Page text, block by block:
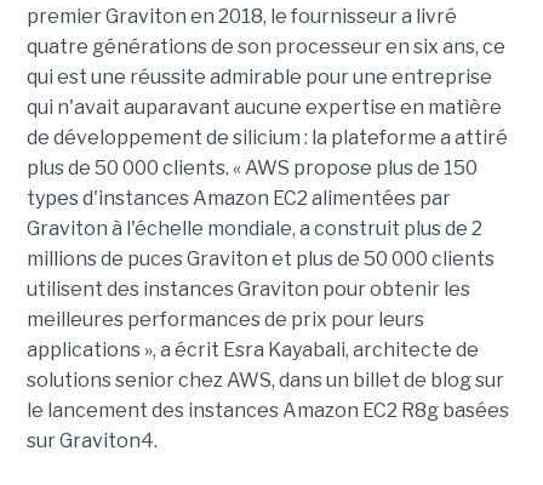
premier Graviton en 2018, le fournisseur a livré
quatre générations de son processeur en six ans, ce
qui est une réussite admirable pour une entreprise
qui n'avait auparavant aucune expertise en matière
de développement de silicium : la plateforme a attiré
plus de 50 000 clients. « AWS propose plus de 150
types d'instances Amazon EC2 alimentées par
Graviton à l'échelle mondiale, a construit plus de 2
millions de puces Graviton et plus de 50 000 clients
utilisent des instances Graviton pour obtenir les
meilleures performances de prix pour leurs
applications », a écrit Esra Kayabali, architecte de
solutions senior chez AWS, dans un billet de blog sur
le lancement des instances Amazon EC2 R8g basées
sur Graviton4.